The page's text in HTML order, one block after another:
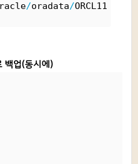
/oradata/ORCL11
백업(동시에)